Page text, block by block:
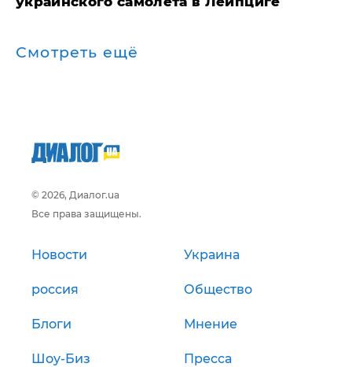
Смотреть ещё
© 2026, Диалог.ua
Все права защищены.
Новости Украина
россия Общество
Блоги Мнение
Шоу-Биз Пресса